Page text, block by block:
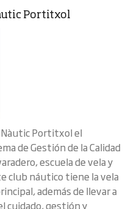
Portitxol
Nàutic Portitxol el
de Gestión de la Calidad
escuela de vela y
club náutico tiene la vela
además de llevar a
cuidado, gestión y